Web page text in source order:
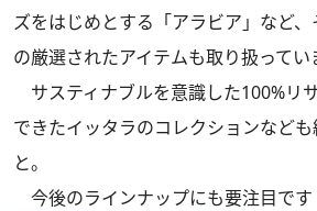
ズをはじめとする「アラビア」など
の厳選されたアイテムも取り扱ってい
サスティナブルを意識した100%リ
できたイッタラのコレクションなど
と。
今後のラインナップにも要注目です